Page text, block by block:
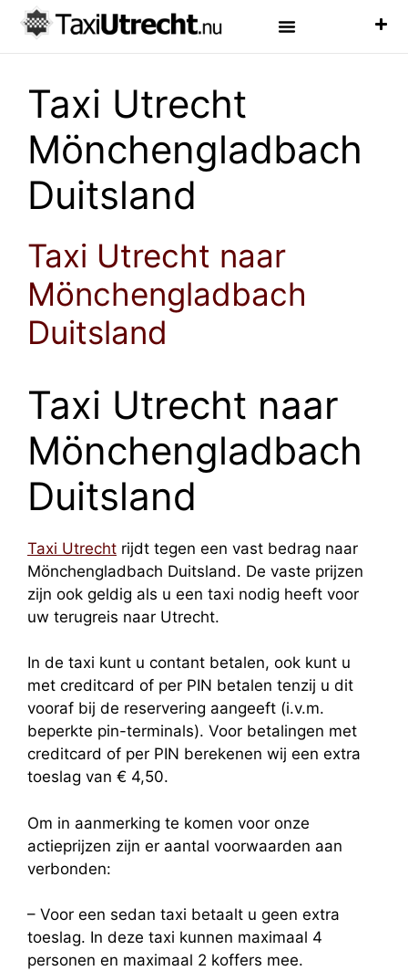
Taxi Utrecht
Mönchengladbach
Duitsland
Taxi Utrecht naar
Mönchengladbach
Duitsland
Taxi Utrecht naar
Mönchengladbach
Duitsland
Taxi Utrecht rijdt tegen een vast bedrag naar
Mönchengladbach Duitsland. De vaste prijzen
zijn ook geldig als u een taxi nodig heeft voor
uw terugreis naar Utrecht.
In de taxi kunt u contant betalen, ook kunt u
met creditcard of per PIN betalen tenzij u dit
vooraf bij de reservering aangeeft (i.v.m.
beperkte pin-terminals). Voor betalingen met
creditcard of per PIN berekenen wij een extra
toeslag van € 4,50.
Om in aanmerking te komen voor onze
actieprijzen zijn er aantal voorwaarden aan
verbonden:
– Voor een sedan taxi betaalt u geen extra
toeslag. In deze taxi kunnen maximaal 4
personen en maximaal 2 koffers mee.